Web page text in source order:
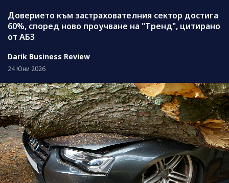
Доверието към застрахователния сектор достига
60%, според ново проучване на "Тренд", цитирано
от АБЗ
Darik Business Review
24 Юни 2026